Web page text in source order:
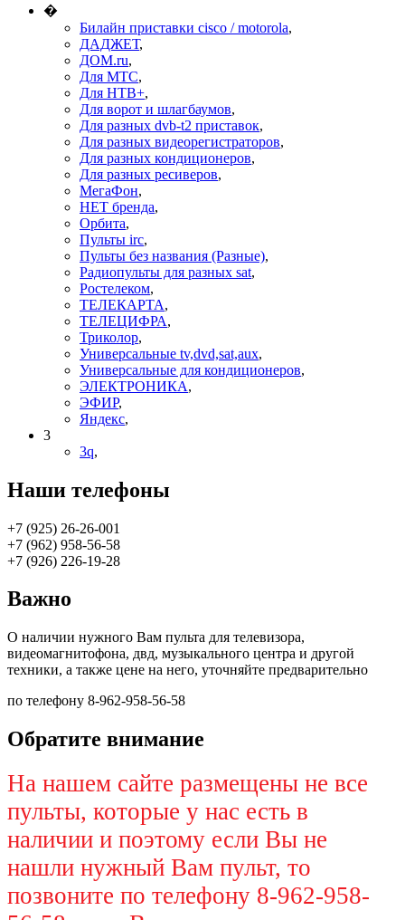
�
Билайн приставки cisco / motorola,
ДАДЖЕТ,
ДОМ.ru,
Для МТС,
Для НТВ+,
Для ворот и шлагбаумов,
Для разных dvb-t2 приставок,
Для разных видеорегистраторов,
Для разных кондиционеров,
Для разных ресиверов,
МегаФон,
НЕТ бренда,
Орбита,
Пульты irc,
Пульты без названия (Разные),
Радиопульты для разных sat,
Ростелеком,
ТЕЛЕКАРТА,
ТЕЛЕЦИФРА,
Триколор,
Универсальные tv,dvd,sat,aux,
Универсальные для кондиционеров,
ЭЛЕКТРОНИКА,
ЭФИР,
Яндекс,
3
3q,
Наши телефоны
+7 (925) 26-26-001
+7 (962) 958-56-58
+7 (926) 226-19-28
Важно
О наличии нужного Вам пульта для телевизора,
видеомагнитофона, двд, музыкального центра и другой
техники, а также цене на него, уточняйте предварительно
по телефону 8-962-958-56-58
Обратите внимание
На нашем сайте размещены не все
пульты, которые у нас есть в
наличии и поэтому если Вы не
нашли нужный Вам пульт, то
позвоните по телефону 8-962-958-